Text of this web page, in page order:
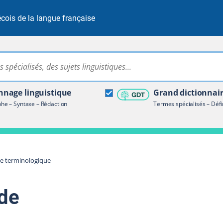
de la langue française
Rechercher dans tout le site
linguistique
– Syntaxe – Rédaction
Grand
Termes spécialisés –
terminologique
terminologique